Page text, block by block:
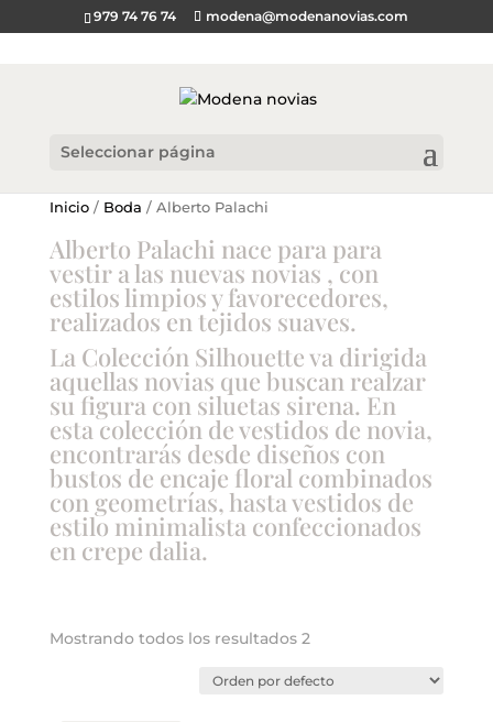
979 74 76 74 modena@modenanovias.com
Seleccionar página
Inicio/ Boda / Alberto Palachi
Alberto Palachi nace para para
vestir a las nuevas novias , con
estilos limpios y favorecedores,
realizados en tejidos suaves.
La Colección Silhouette va dirigida
aquellas novias que buscan realzar
su figura con siluetas sirena. En
esta colección de vestidos de novia,
encontrarás desde diseños con
bustos de encaje floral combinados
con geometrías, hasta vestidos de
estilo minimalista confeccionados
en crepe dalia.
Mostrando todos los resultados 2